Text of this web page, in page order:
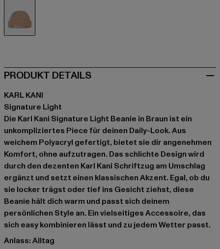
PRODUKT DETAILS
KARL KANI
Signature Light
Die Karl Kani Signature Light Beanie in Braun ist ein
unkompliziertes Piece für deinen Daily-Look. Aus
weichem Polyacryl gefertigt, bietet sie dir angenehmen
Komfort, ohne aufzutragen. Das schlichte Design wird
durch den dezenten Karl Kani Schriftzug am Umschlag
ergänzt und setzt einen klassischen Akzent. Egal, ob du
sie locker trägst oder tief ins Gesicht ziehst, diese
Beanie hält dich warm und passt sich deinem
persönlichen Style an. Ein vielseitiges Accessoire, das
sich easy kombinieren lässt und zu jedem Wetter passt.
Anlass: Alltag